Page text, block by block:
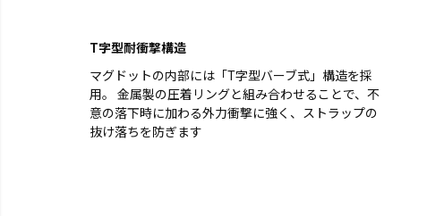
T字型耐衝撃構造
マグドットの内部には「T字型バーブ式」構造を採
用。 金属製の圧着リングと組み合わせることで、不
意の落下時に加わる外力衝撃に強く、ストラップの
抜け落ちを防ぎます